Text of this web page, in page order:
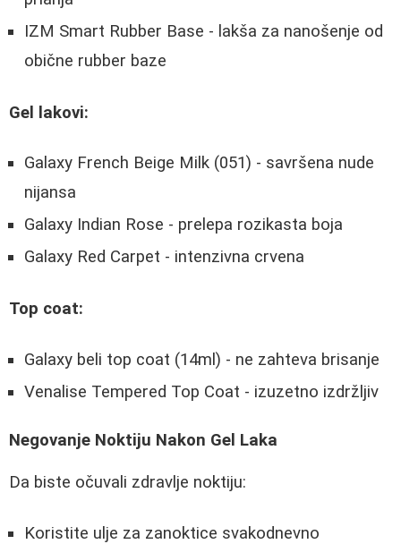
IZM Smart Rubber Base - lakša za nanošenje od
obične rubber baze
Gel lakovi:
Galaxy French Beige Milk (051) - savršena nude
nijansa
Galaxy Indian Rose - prelepa rozikasta boja
Galaxy Red Carpet - intenzivna crvena
Top coat:
Galaxy beli top coat (14ml) - ne zahteva brisanje
Venalise Tempered Top Coat - izuzetno izdržljiv
Negovanje Noktiju Nakon Gel Laka
Da biste očuvali zdravlje noktiju:
Koristite ulje za zanoktice svakodnevno